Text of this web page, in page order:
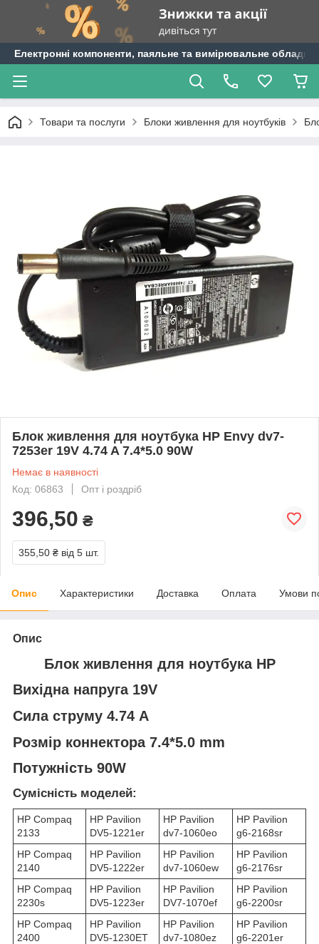
Електронні компоненти, паяльне та вимірювальне
Товари та послуги Блоки живлення для ноутбуків
Блок живлення для ноутбука HP Envy dv7-
7253er 19V 4.74 A 7.4*5.0 90W
Немає в наявності
Код: 06863
Опт і роздріб
396,50 ₴
355,50 ₴ від 5 шт.
Опис Характеристики Доставка Оплата Умови
Опис
Блок живлення для ноутбука HP
Вихідна напруга 19V
Сила струму 4.74 A
Розмір коннектора 7.4*5.0 mm
Потужність 90W
Сумісність моделей:
HP Compaq
2133
HP Pavilion
DV5-1221er
HP Pavilion
dv7-1060eo
HP Pavilion
g6-2168sr
HP Compaq
2140
HP Pavilion
DV5-1222er
HP Pavilion
dv7-1060ew
HP Pavilion
g6-2176sr
HP Compaq
2230s
HP Pavilion
DV5-1223er
HP Pavilion
DV7-1070ef
HP Pavilion
g6-2200sr
HP Compaq
2400
HP Pavilion
DV5-1230ET
HP Pavilion
dv7-1080ez
HP Pavilion
g6-2201er